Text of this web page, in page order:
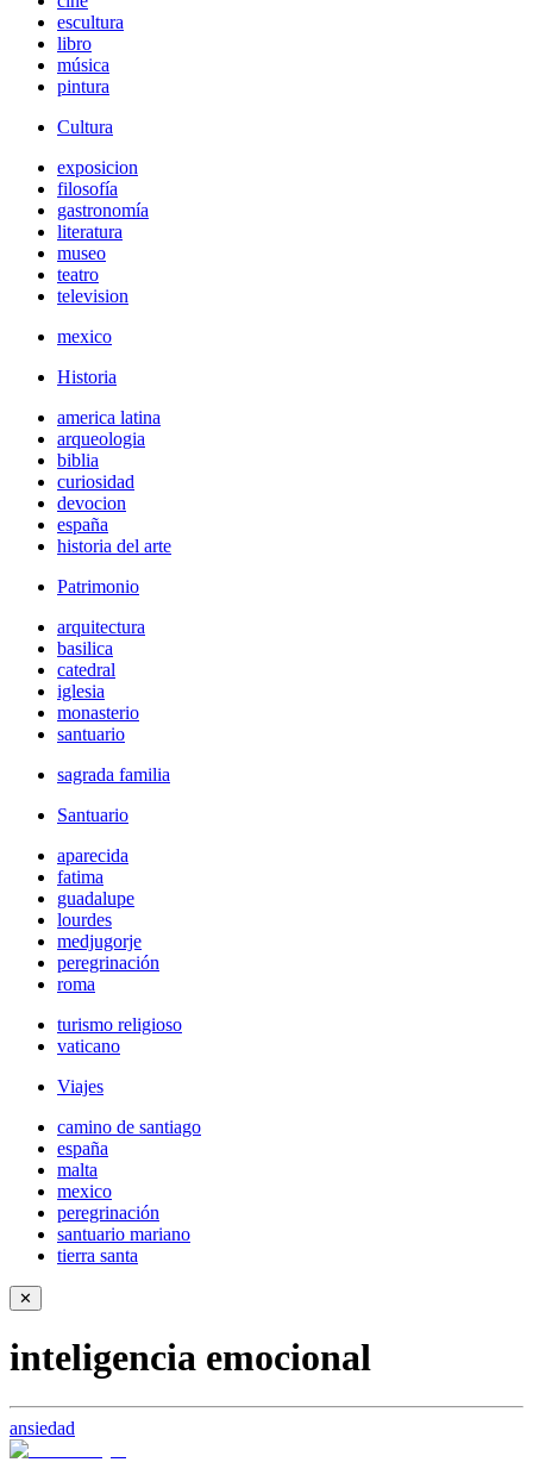
escultura
libro
música
pintura
Cultura
exposicion
filosofía
gastronomía
literatura
museo
teatro
television
mexico
Historia
america latina
arqueologia
biblia
curiosidad
devocion
españa
historia del arte
Patrimonio
arquitectura
basilica
catedral
iglesia
monasterio
santuario
sagrada familia
Santuario
aparecida
fatima
guadalupe
lourdes
medjugorje
peregrinación
roma
turismo religioso
vaticano
Viajes
camino de santiago
españa
malta
mexico
peregrinación
santuario mariano
tierra santa
✕
inteligencia emocional
ansiedad